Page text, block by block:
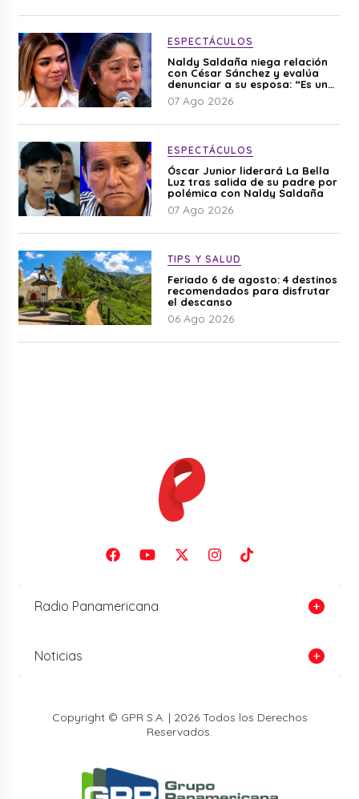
ESPECTÁCULOS
Naldy Saldaña niega relación
con César Sánchez y evalúa
denunciar a su esposa: “Es una
difamación”
07 Ago 2026
ESPECTÁCULOS
Óscar Junior liderará La Bella
Luz tras salida de su padre por
polémica con Naldy Saldaña
07 Ago 2026
TIPS Y SALUD
Feriado 6 de agosto: 4 destinos
recomendados para disfrutar
el descanso
06 Ago 2026
Radio Panamericana
Noticias
Copyright © GPR S.A. | 2026 Todos los Derechos
Reservados.